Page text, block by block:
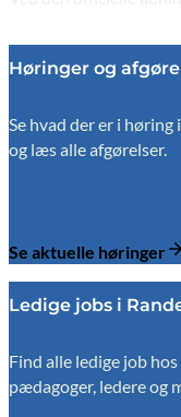
Høringer og
Se hvad der er i
og læs alle afgørelser.
Se aktuelle høringer
Ledige jobs i
Find alle ledige job
pædagoger, ledere og